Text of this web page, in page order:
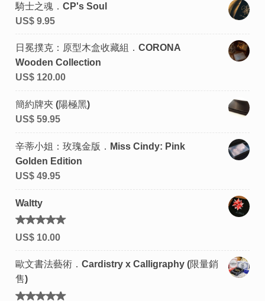
騎士之魂．CP's Soul
US$9.95
日冕撲克：原型木盒收藏組．CORONA
Wooden Collection
US$120.00
簡約牌夾 (陽極黑)
US$59.95
辛蒂小姐：玫瑰金版．Miss Cindy: Pink
Golden Edition
US$49.95
Waltty
評分
5.00滿
US$10.00
歐文書法藝術．Cardistry x Calligraphy (限量銷
售)